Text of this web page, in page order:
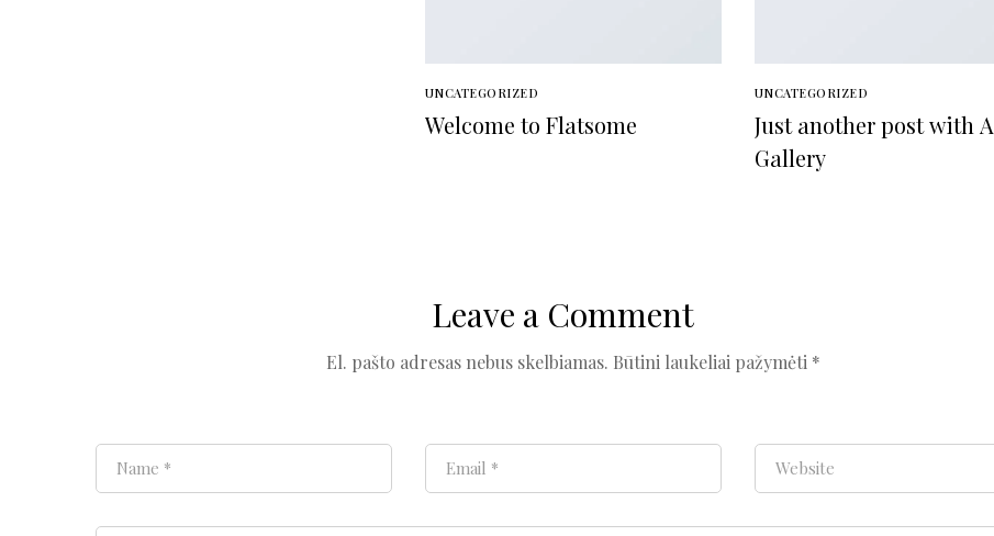
UNCATEGORIZED
Welcome to Flatsome
UNCATEGORIZED
Just another post with A
Gallery
Leave a Comment
El. pašto adresas nebus skelbiamas. Būtini laukeliai pažymėti *